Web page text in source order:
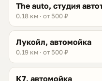
The auto, студия
0.18 км · от 500 ₽
Лукойл, автомойка
0.19 км · от 500 ₽
К7, автомойка